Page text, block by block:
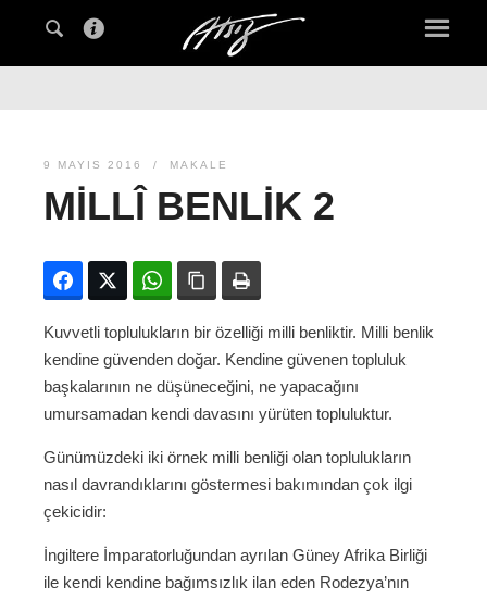
9 MAYIS 2016 MAKALE
MILLÎ BENLIK 2
FacebookTwitter WhatsAppBağlanıyı kopyala
Kuvvetli toplulukların bir özelliği milli benliktir. Milli benlik
kendine güvenden doğar. Kendine güvenen topluluk
başkalarının ne düşüneceğini, ne yapacağını
umursamadan kendi davasını yürüten topluluktur.
Günümüzdeki iki örnek milli benliği olan toplulukların
nasıl davrandıklarını göstermesi bakımından çok ilgi
çekicidir:
İngiltere İmparatorluğundan ayrılan Güney Afrika Birliği
ile kendi kendine bağımsızlık ilan eden Rodezya’nın